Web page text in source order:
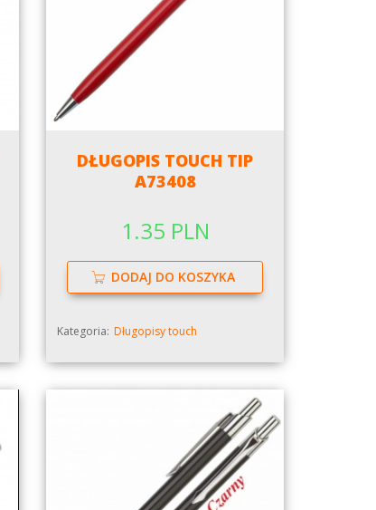
DŁUGOPIS TOUCH TIP
A73408
1.35 PLN
DODAJ DO KOSZYKA
Kategoria: Długopisy touch